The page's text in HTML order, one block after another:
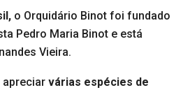
o Orquidário Binot foi fundado
Pedro Maria Binot e está
Vieira.
apreciar várias espécies de